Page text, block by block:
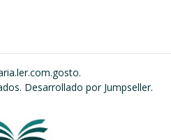
Desarrollado por Jumpseller.